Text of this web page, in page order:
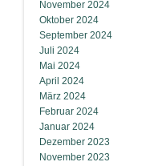
November 2024
Oktober 2024
September 2024
Juli 2024
Mai 2024
April 2024
März 2024
Februar 2024
Januar 2024
Dezember 2023
November 2023